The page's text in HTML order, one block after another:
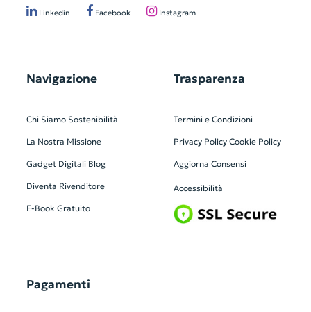
Linkedin Facebook Instagram
Navigazione
Chi Siamo Sostenibilità
La Nostra Missione
Gadget Digitali Blog
Diventa Rivenditore
E-Book Gratuito
Trasparenza
Termini e Condizioni
Privacy Policy Cookie Policy
Aggiorna Consensi
Accessibilità
Pagamenti